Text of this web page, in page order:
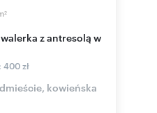
2
400 zł
kowieńska